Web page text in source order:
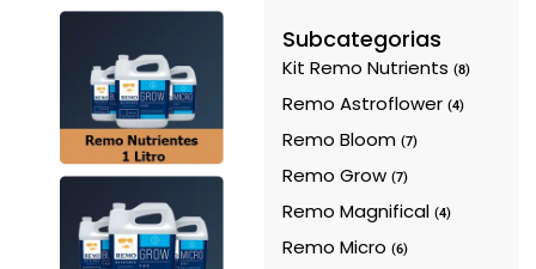
Subcategorias
Kit Remo Nutrients(8)
Remo Astroflower(4)
Remo Bloom(7)
Remo Grow(7)
Remo Magnifical(4)
Remo Micro(6)